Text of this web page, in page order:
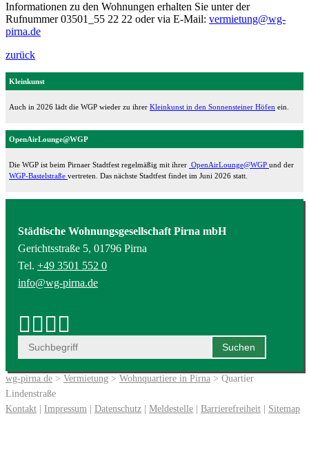
Informationen zu den Wohnungen erhalten Sie unter der
Rufnummer 03501_55 22 22 oder via E-Mail: vermietung@wg-
pirna.de
zurück
Kleinkunst
Auch in 2026 lädt die WGP wieder zu ihrer Kleinkunst in den Sonnensteiner Höfen ein.
OpenAirLounge@WGP
Die WGP ist beim Pirnaer Stadtfest regelmäßig mit ihrer OpenAirLounge@WGP und der
WGP-Bastelstraße vertreten. Das nächste Stadtfest findet im Juni 2026 statt.
Städtische Wohnungsgesellschaft Pirna mbH
Gerichtsstraße 5, 01796 Pirna
Tel. +49 3501 552 0
info@wg-pirna.de
wg-pirna.de > Vermietung > Wohnquartiere in Pirna > Quartier
Lindenstraße
Kontakt
Impressum Datenschutz Meldestelle Barrierefreiheit Sitemap